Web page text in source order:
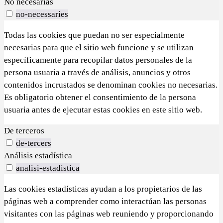
no-necessaries
Todas las cookies que puedan no ser especialmente
necesarias para que el sitio web funcione y se utilizan
específicamente para recopilar datos personales de la
persona usuaria a través de análisis, anuncios y otros
contenidos incrustados se denominan cookies no necesarias.
Es obligatorio obtener el consentimiento de la persona
usuaria antes de ejecutar estas cookies en este sitio web.
De terceros
de-tercers
Análisis estadística
analisi-estadistica
Las cookies estadísticas ayudan a los propietarios de las
páginas web a comprender como interactúan las personas
visitantes con las páginas web reuniendo y proporcionando